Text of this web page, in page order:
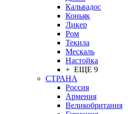
Кальвадос
Коньяк
Ликер
Ром
Текила
Мескаль
Настойка
+ ЕЩЕ 9
СТРАНА
Россия
Армения
Великобритания